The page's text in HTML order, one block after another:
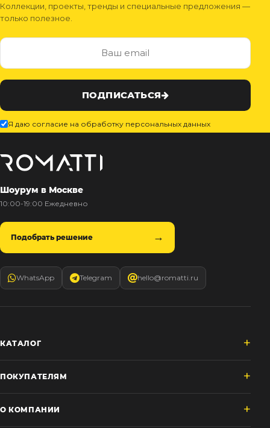
Коллекции, проекты, тренды и специальные предложения —
только полезное.
ПОДПИСАТЬСЯ
Я даю согласие на обработку персональных данных
Шоурум в Москве
10:00-19:00 Ежедневно
Подобрать решение
WhatsApp Telegram hello@romatti.ru
КАТАЛОГ
ПОКУПАТЕЛЯМ
О КОМПАНИИ